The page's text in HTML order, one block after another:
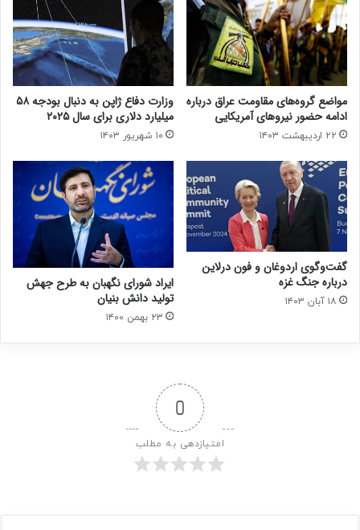
مواضع گروه‌های مقاومت عراق درباره
ادامه حضور نیروهای آمریکایی
۲۲ اردیبهشت ۱۴۰۳
وزارت دفاع ژاپن به دنبال بودجه ۵۸
میلیارد دلاری برای سال ۲۰۲۵
۱۰ شهریور ۱۴۰۳
گفت‌وگوی اردوغان و فون درلاین
درباره جنگ غزه
۱۸ آبان ۱۴۰۳
ایراد شورای نگهبان به طرح جهش
تولید دانش بنیان
۲۳ بهمن ۱۴۰۰
0
امتیازدهی به مطلب